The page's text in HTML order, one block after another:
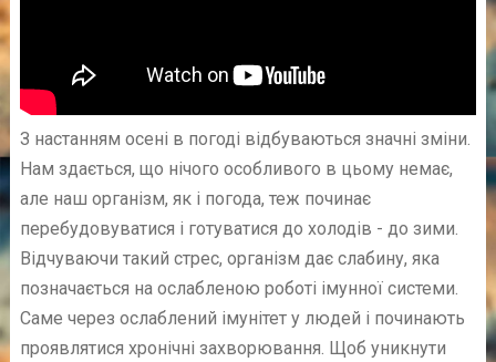
З настанням осені в погоді відбуваються значні зміни.
Нам здається, що нічого особливого в цьому немає,
але наш організм, як і погода, теж починає
перебудовуватися і готуватися до холодів - до зими.
Відчуваючи такий стрес, організм дає слабину, яка
позначається на ослабленою роботі імунної системи.
Саме через ослаблений імунітет у людей і починають
проявлятися хронічні захворювання. Щоб уникнути